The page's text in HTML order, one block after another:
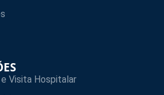
Visita Hospitalar